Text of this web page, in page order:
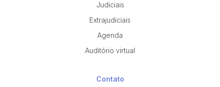
Judiciais
Extrajudiciais
Agenda
Auditório virtual
Contato